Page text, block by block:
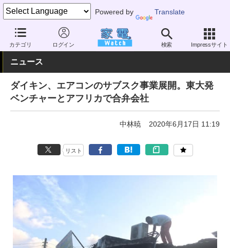
Powered by Translate
カテゴリ ログイン 検索 Impressサイト
家電 Watch 業界動向 業界動向 企業動向
ニュース
ダイキン、エアコンのサブスク事業展開。東大発
ベンチャーとアフリカで合弁会社
中林暁 2020年6月17日 11:19
リスト